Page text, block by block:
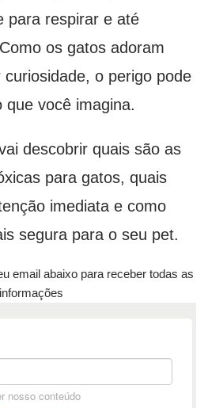
para respirar e até
os gatos adoram
o perigo pode
você imagina.
descobrir quais são as
para gatos, quais
imediata e como
segura para o seu pet.
email abaixo para receber todas as
informações